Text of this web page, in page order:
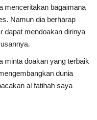
menceritakan bagaimana
Namun dia berharap
dapat mendoakan dirinya
minta doakan yang terbaik
dunia
al fatihah saya